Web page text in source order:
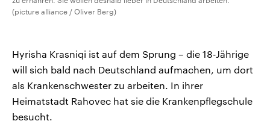
(picture alliance / Oliver Berg)
Hyrisha Krasniqi ist auf dem Sprung – die 18-Jährige
will sich bald nach Deutschland aufmachen, um dort
als Krankenschwester zu arbeiten. In ihrer
Heimatstadt Rahovec hat sie die Krankenpflegschule
besucht.